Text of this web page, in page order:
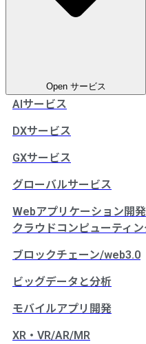
Open サービス
AIサービス
DXサービス
GXサービス
グローバルサービス
Webアプリケーション開発
クラウドコンピューティ
ブロックチェーン/web3.0
ビッグデータと分析
モバイルアプリ開発
XR・VR/AR/MR